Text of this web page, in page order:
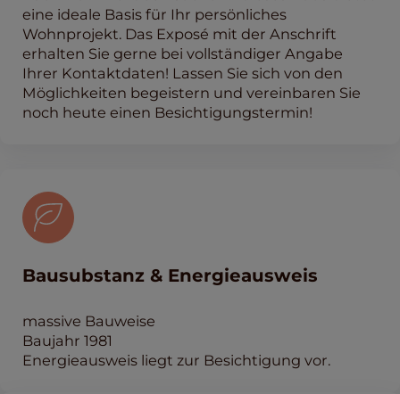
eine ideale Basis für Ihr persönliches
Wohnprojekt. Das Exposé mit der Anschrift
erhalten Sie gerne bei vollständiger Angabe
Ihrer Kontaktdaten! Lassen Sie sich von den
Möglichkeiten begeistern und vereinbaren Sie
noch heute einen Besichtigungstermin!
Bausubstanz & Energieausweis
massive Bauweise
Baujahr 1981
Energieausweis liegt zur Besichtigung vor.